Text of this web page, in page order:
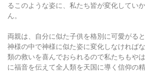
るこのような姿に、私たち皆が変化してい
ん。
両親は、自分に似た子供を格別に可愛がる
神様の中で神様に似た姿に変化しなければ
類の救いを喜んでおられるので私たちもや
に福音を伝えて全人類を天国に導く信仰の